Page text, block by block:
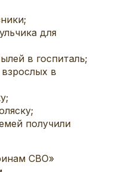
для
в госпиталь;
в
получили
СВО»